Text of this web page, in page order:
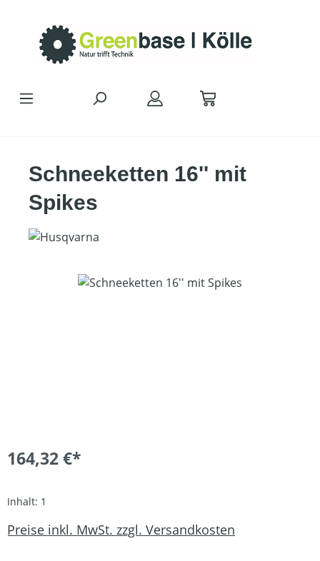
Schneeketten 16'' mit
Spikes
Bildergalerie überspringen
164,32 €*
Inhalt: 1
Preise inkl. MwSt. zzgl. Versandkosten